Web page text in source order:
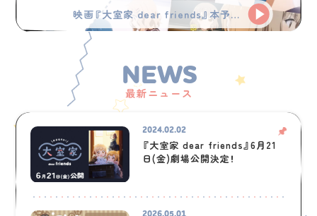
映画『大室家 dear friends』本予告映像|2024年6月21日（金）劇場公開！
NEWS
最新ニュース
2024.02.02
『大室家 dear friends』6月21
日(金)劇場公開決定！